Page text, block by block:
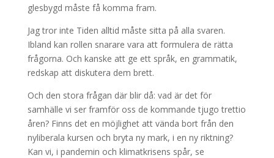
glesbygd måste få komma fram.
Jag tror inte Tiden alltid måste sitta på alla svaren.
Ibland kan rollen snarare vara att formulera de rätta
frågorna. Och kanske att ge ett språk, en grammatik,
redskap att diskutera dem brett.
Och den stora frågan där blir då: vad är det för
samhälle vi ser framför oss de kommande tjugo trettio
åren? Finns det en möjlighet att vända bort från den
nyliberala kursen och bryta ny mark, i en ny riktning?
Kan vi, i pandemin och klimatkrisens spår, se